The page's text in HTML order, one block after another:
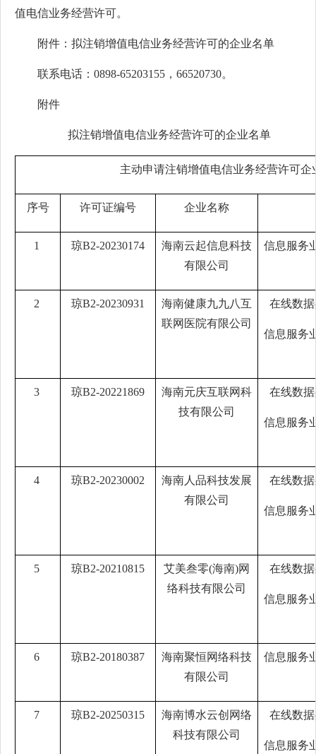
值电信业务经营许可。
附件：拟注销增值电信业务经营许可的企业名单
联系电话：0898-65203155，66520730。
附件
拟注销增值电信业务经营许可的企业名单
主动申请注销增值电信业务经营许可企
序号 许可证编号 企业名称
1 琼B2-20230174
海南云起信息科技
有限公司
信息服务
2 琼B2-20230931
海南健康九九八互
联网医院有限公司
在线数
信息服务
3 琼B2-20221869
海南元庆互联网科
技有限公司
在线数
信息服务
4 琼B2-20230002
海南人品科技发展
有限公司
在线数
信息服务
5 琼B2-20210815
艾美叁零(海南)网
络科技有限公司
在线数
信息服务
6 琼B2-20180387
海南聚恒网络科技
有限公司
信息服务
7 琼B2-20250315
海南博水云创网络
科技有限公司
在线数
信息服务